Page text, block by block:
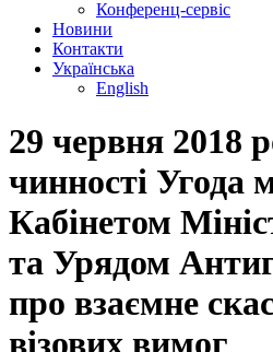
Конференц-сервіс
Новини
Контакти
Українська
English
29 червня 2018
чинності Угода
Кабінетом
та Урядом
про взаємне
візових вимог